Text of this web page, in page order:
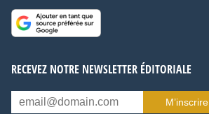
RECEVEZ NOTRE NEWSLETTER ÉDITORIALE
M’inscrire